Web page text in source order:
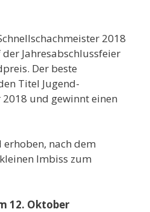
2018
Jahresabschlussfeier
Der beste
Titel Jugend-
und gewinnt einen
nach dem
Imbiss zum
12. Oktober